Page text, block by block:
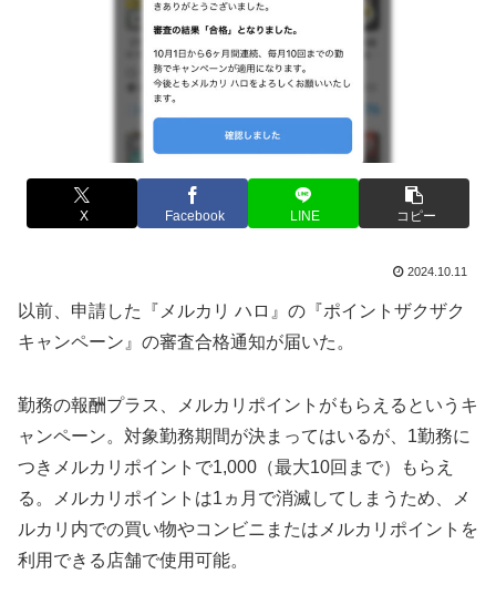
X Facebook LINE コピー
2024.10.11
以前、申請した『メルカリ ハロ』の『ポイントザクザク
キャンペーン』の審査合格通知が届いた。
勤務の報酬プラス、メルカリポイントがもらえるというキ
ャンペーン。対象勤務期間が決まってはいるが、1勤務に
つきメルカリポイントで1,000（最大10回まで）もらえ
る。メルカリポイントは1ヵ月で消滅してしまうため、メ
ルカリ内での買い物やコンビニまたはメルカリポイントを
利用できる店舗で使用可能。